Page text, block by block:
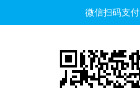
微信扫码支付